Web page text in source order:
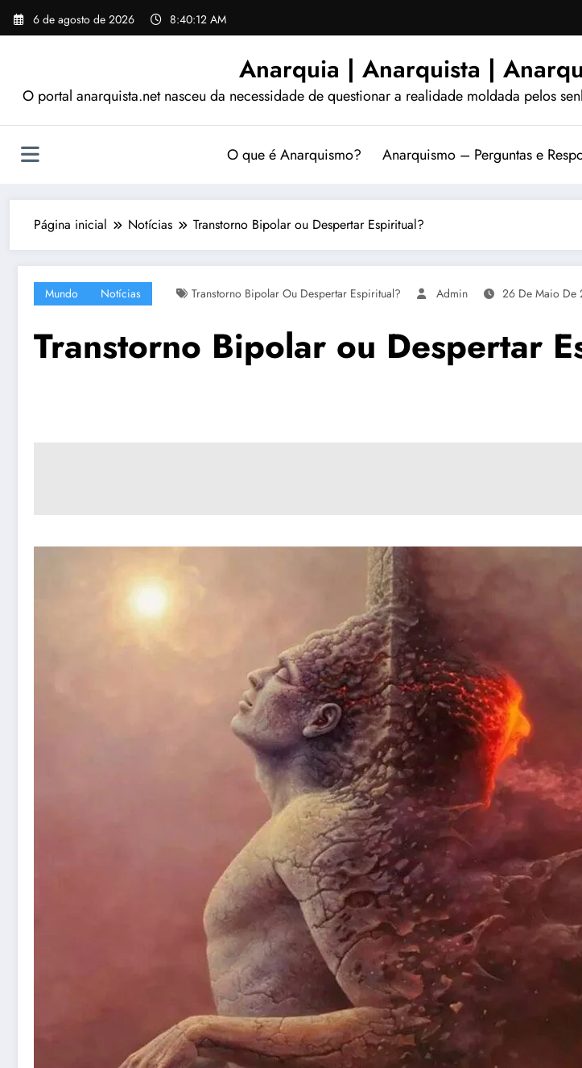
Pular
para
6 de agosto de 2026 8:40:13 AM
Anarquia | Anarquista |
O portal anarquista.net nasceu da necessidade de questionar a realidade moldada pelos
O que é Anarquismo? Anarquismo – Perguntas e
Página inicial Notícias Transtorno Bipolar ou Despertar Espiritual?
Mundo Notícias Transtorno Bipolar Ou Despertar Espiritual? Admin 26 De Maio De
Transtorno Bipolar ou Despertar